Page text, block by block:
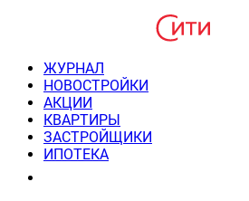
ЖУРНАЛ
НОВОСТРОЙКИ
АКЦИИ
КВАРТИРЫ
ЗАСТРОЙЩИКИ
ИПОТЕКА